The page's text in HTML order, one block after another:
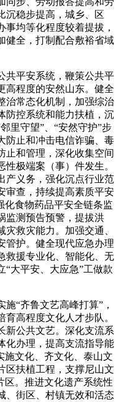
沉稳步提高，城乡、区
均等化程度较着提拔，
健全，打制配合敷裕省域
平安系统，鞭策公共平
高程度的安然山东。健全
治常态化机制，加强综治
防控系统和能力扶植，沉
里守望”、“安然守护”步
防止和冲击电信诈骗、毒
止和管理，深化收集空间
极端案（事）件发生。
产义务，强化沉点行业范
审查，持续提高素质平安
化食物药品平安全链条监
监测预告预警，提拔洪
救灾能力。加强交通、
管护。健全现代应急办理
救援专业化、智能化、无
“大平安、大应急”工做款
“齐鲁文艺高峰打算”，
高程度文化人才步队。
新公共文艺。深化支流系
化办理，提高支流指导能
施文化、齐文化、泰山文
区扶植工程，支撑尼山文
区。推进文化遗产系统性
、街区、村镇无效和活态